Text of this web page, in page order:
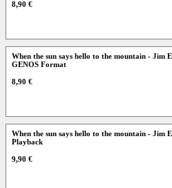
8,90 €
When the sun says hello to the mountain - Jim
GENOS Format
8,90 €
When the sun says hello to the mountain - Jim
Playback
9,90 €